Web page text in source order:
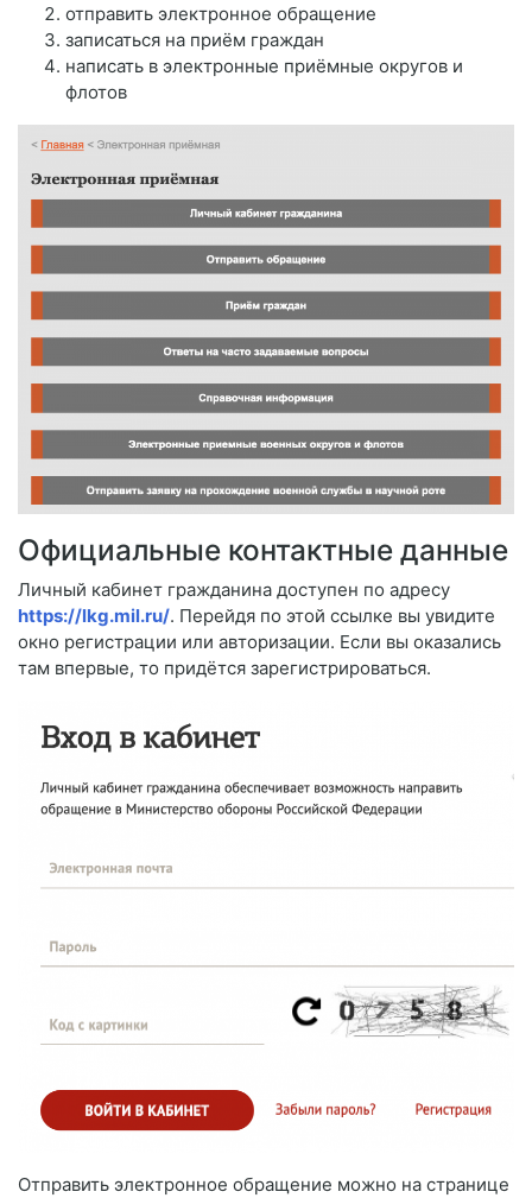
отправить электронное обращение
записаться на приём граждан
написать в электронные приёмные округов и
флотов
Официальные контактные данные
Личный кабинет гражданина доступен по адресу
https://lkg.mil.ru/. Перейдя по этой ссылке вы увидите
окно регистрации или авторизации. Если вы оказались
там впервые, то придётся зарегистрироваться.
Отправить электронное обращение можно на странице